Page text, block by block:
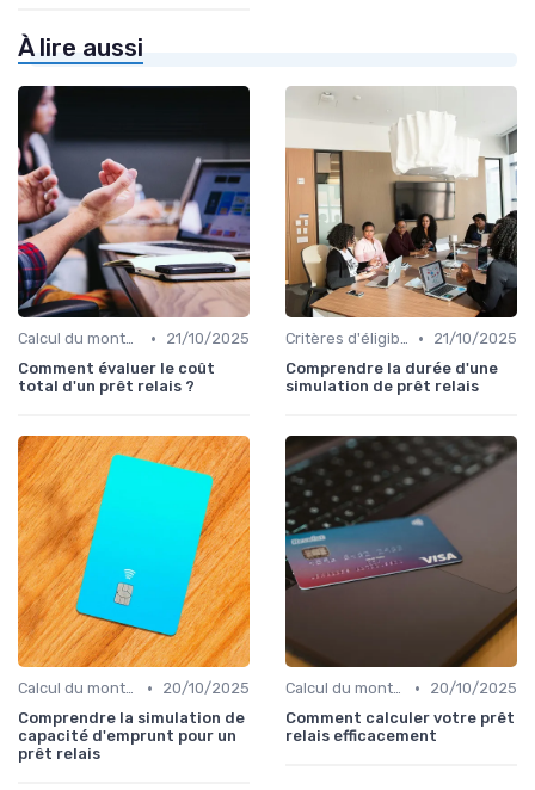
À lire aussi
Calcul du montant du prêt •
21/10/2025
Comment évaluer le coût
total d'un prêt relais ?
Critères d'éligibilité •
21/10/2025
Comprendre la durée d'une
simulation de prêt relais
Calcul du montant du prêt •
20/10/2025
Comprendre la simulation de
capacité d'emprunt pour un
prêt relais
Calcul du montant du prêt •
20/10/2025
Comment calculer votre prêt
relais efficacement